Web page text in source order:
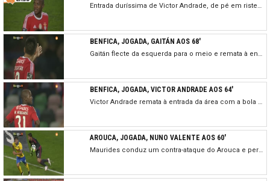
Entrada duríssima de Victor Andrade, de pé em riste, sobre um defesa do Arouca. O árbitro mostra o cartão amarelo mas fica a dúvida se não seria lance para expulsão.
BENFICA, JOGADA, GAITÁN AOS 68'
Gaitán flecte da esquerda para o meio e remata à entrada da área ao lado. Lance muito perigoso do Benfica.
BENFICA, JOGADA, VICTOR ANDRADE AOS 64'
Victor Andrade remata à entrada da área com a bola a desviar num defesa adversário e a trair Bracali, saindo muito perto do poste.
AROUCA, JOGADA, NUNO VALENTE AOS 60'
Maurides conduz um contra-ataque do Arouca e perde para Luisão mas a bola sobra para Nuno Valente que remata de primeira para uma defesa apertada de Júlio César.